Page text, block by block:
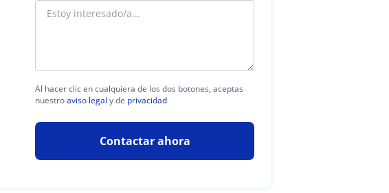
Al hacer clic en cualquiera de los dos botones, aceptas
nuestroaviso legal y de privacidad
Contactar ahora